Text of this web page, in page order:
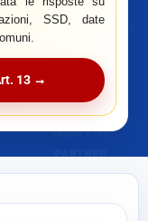
SSD, date
13 →